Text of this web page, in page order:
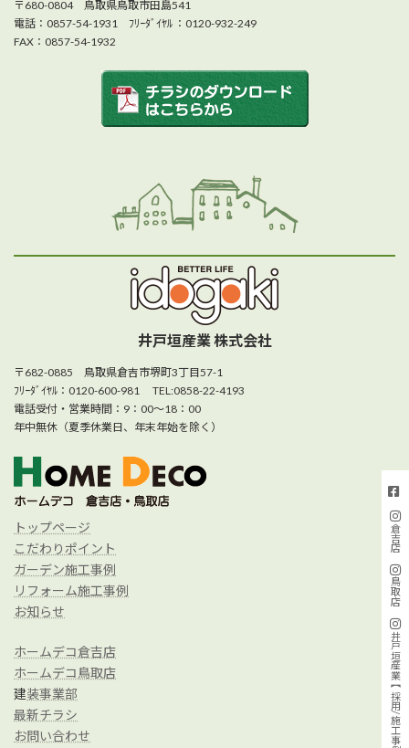
〒680-0804 鳥取県鳥取市田島541
電話：0857-54-1931 ﾌﾘｰﾀﾞｲﾔﾙ ：0120-932-249
FAX：0857-54-1932
井戸垣産業 株式会社
〒682-0885 鳥取県倉吉市堺町3丁目57-1
ﾌﾘｰﾀﾞｲﾔﾙ：0120-600-981 TEL:0858-22-4193
電話受付・営業時間：9：00～18：00
年中無休（夏季休業日、年末年始を除く）
トップページ
こだわりポイント
ガーデン施工事例
リフォーム施工事例
お知らせ
ホームデコ倉吉店
ホームデコ鳥取店
建装事業部
最新チラシ
お問い合わせ
倉吉店
鳥取店
井戸垣産業【採用/施工事例】